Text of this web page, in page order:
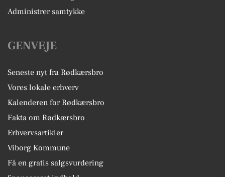
Administrer samtykke
GENVEJE
Seneste nyt fra Rødkærsbro
Vores lokale erhverv
Kalenderen for Rødkærsbro
Fakta om Rødkærsbro
Erhvervsartikler
Viborg Kommune
Få en gratis salgsvurdering